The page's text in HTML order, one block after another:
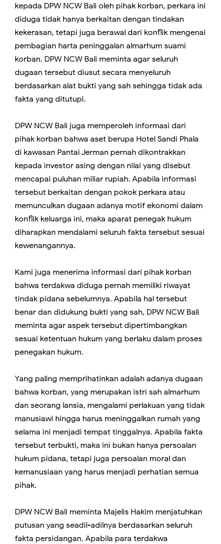
kepada DPW NCW Bali oleh pihak korban, perkara ini
diduga tidak hanya berkaitan dengan tindakan
kekerasan, tetapi juga berawal dari konflik mengenai
pembagian harta peninggalan almarhum suami
korban. DPW NCW Bali meminta agar seluruh
dugaan tersebut diusut secara menyeluruh
berdasarkan alat bukti yang sah sehingga tidak ada
fakta yang ditutupi.
DPW NCW Bali juga memperoleh informasi dari
pihak korban bahwa aset berupa Hotel Sandi Phala
di kawasan Pantai Jerman pernah dikontrakkan
kepada investor asing dengan nilai yang disebut
mencapai puluhan miliar rupiah. Apabila informasi
tersebut berkaitan dengan pokok perkara atau
memunculkan dugaan adanya motif ekonomi dalam
konflik keluarga ini, maka aparat penegak hukum
diharapkan mendalami seluruh fakta tersebut sesuai
kewenangannya.
Kami juga menerima informasi dari pihak korban
bahwa terdakwa diduga pernah memiliki riwayat
tindak pidana sebelumnya. Apabila hal tersebut
benar dan didukung bukti yang sah, DPW NCW Bali
meminta agar aspek tersebut dipertimbangkan
sesuai ketentuan hukum yang berlaku dalam proses
penegakan hukum.
Yang paling memprihatinkan adalah adanya dugaan
bahwa korban, yang merupakan istri sah almarhum
dan seorang lansia, mengalami perlakuan yang tidak
manusiawi hingga harus meninggalkan rumah yang
selama ini menjadi tempat tinggalnya. Apabila fakta
tersebut terbukti, maka ini bukan hanya persoalan
hukum pidana, tetapi juga persoalan moral dan
kemanusiaan yang harus menjadi perhatian semua
pihak.
DPW NCW Bali meminta Majelis Hakim menjatuhkan
putusan yang seadil-adilnya berdasarkan seluruh
fakta persidangan. Apabila para terdakwa